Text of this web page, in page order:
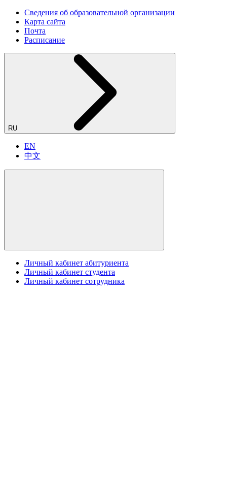
Сведения об образовательной организации
Карта сайта
Почта
Расписание
RU
EN
中文
Личный кабинет абитуриента
Личный кабинет студента
Личный кабинет сотрудника